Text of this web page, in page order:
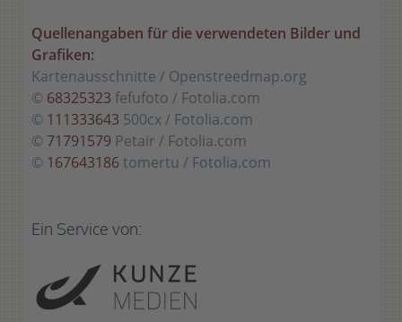
Quellenangaben für die verwendeten Bilder und
Grafiken:
Kartenausschnitte / Openstreedmap.org
© 68325323 fefufoto / Fotolia.com
© 111333643 500cx / Fotolia.com
© 71791579 Petair / Fotolia.com
© 167643186tomertu / Fotolia.com
Ein Service von: